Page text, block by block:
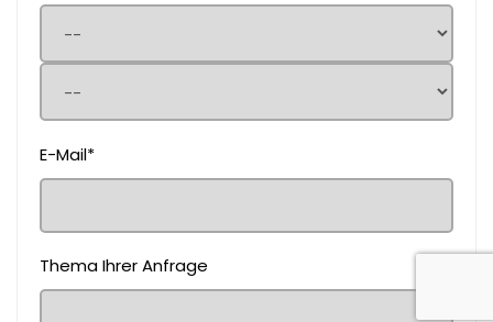
E-Mail*
Thema Ihrer Anfrage